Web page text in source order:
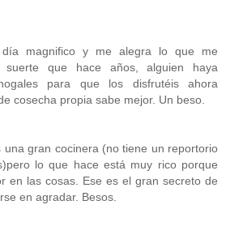
magnifico y me alegra lo que me
que hace años, alguien haya
para que los disfrutéis ahora
cosecha propia sabe mejor. Un beso.
una gran cocinera (no tiene un reportorio
lo que hace está muy rico porque
en las cosas. Ese es el gran secreto de
en agradar. Besos.